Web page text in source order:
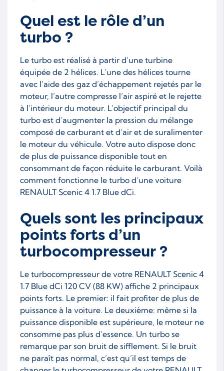
Quel est le rôle d’un
turbo ?
Le turbo est réalisé à partir d’une turbine
équipée de 2 hélices. L’une des hélices tourne
avec l’aide des gaz d’échappement rejetés par le
moteur, l’autre compresse l’air aspiré et le rejette
à l’intérieur du moteur. L’objectif principal du
turbo est d’augmenter la pression du mélange
composé de carburant et d’air et de suralimenter
le moteur du véhicule. Votre auto dispose donc
de plus de puissance disponible tout en
consommant de façon réduite le carburant. Voilà
comment fonctionne le turbo d’une voiture
RENAULT Scenic 4 1.7 Blue dCi.
Quels sont les principaux
points forts d’un
turbocompresseur ?
Le turbocompresseur de votre RENAULT Scenic 4
1.7 Blue dCi 120 CV (88 KW) affiche 2 principaux
points forts. Le premier: il fait profiter de plus de
puissance à la voiture. Le deuxième: même si la
puissance disponible est supérieure, le moteur ne
consomme pas plus d’essence. Un turbo se
remarque par son bruit de sifflement. Si le bruit
ne paraît pas normal, c’est qu’il est temps de